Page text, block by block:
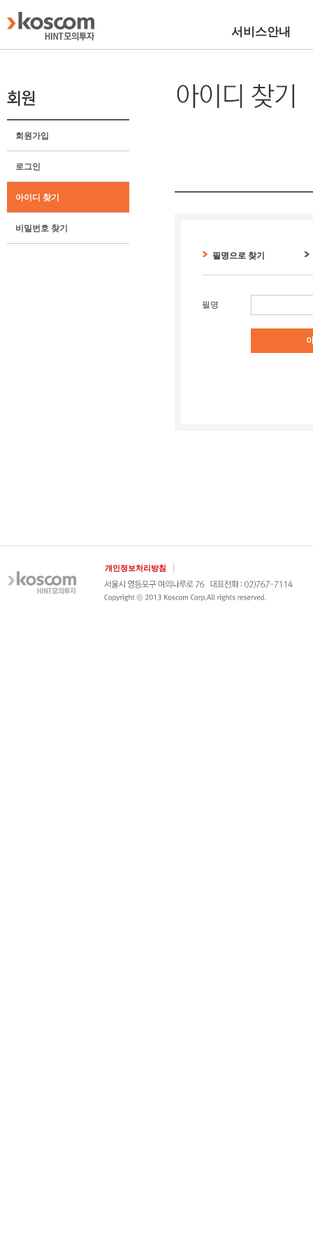
서비스안내
회원가입
로그인
아이디 찾기
비밀번호 찾기
필명으로 찾기
필명
개인정보처리방침